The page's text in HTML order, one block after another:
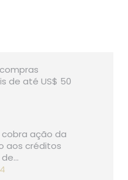
de até US$ 50
cobra ação da
aos créditos